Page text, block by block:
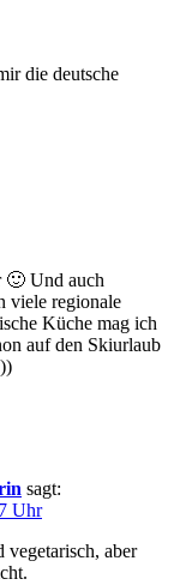
die deutsche
🙂 Und auch
viele regionale
Küche mag ich
auf den Skiurlaub
sagt:
Uhr
vegetarisch, aber